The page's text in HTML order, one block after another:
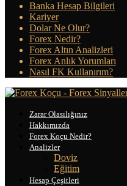
Banka Hesap Bilgileri
Kariyer
Dolar Ne Olur?
Forex Nedir?
Forex Altın Analizleri
Forex Anlık Yorumları
Nasıl FK Kullanırım?
Zarar Olasılığınız
Hakkımızda
Forex Koçu Nedir?
Analizler
Doviz
Eğitim
Hesap Çeşitleri